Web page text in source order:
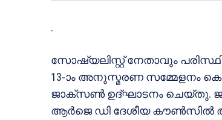
.
സോഷ്യലിസ്റ്റ് നേതാവും
13-ാം അനുസ്മരണ സമ്മേളനം കെ
ജാക്സൺ ഉദ്ഘാടനം ചെയ്തു.
ആർജെ ഡി ദേശീയ കൗൺസിൽ